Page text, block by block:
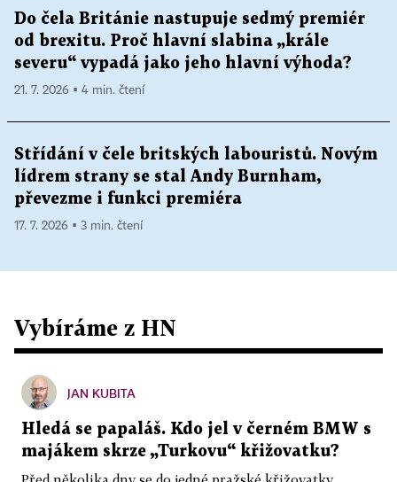
Do čela Británie nastupuje sedmý premiér
od brexitu. Proč hlavní slabina „krále
severu“ vypadá jako jeho hlavní výhoda?
21. 7. 2026 ▪ 4 min. čtení
Střídání v čele britských labouristů. Novým
lídrem strany se stal Andy Burnham,
převezme i funkci premiéra
17. 7. 2026 ▪ 3 min. čtení
Vybíráme z HN
JAN KUBITA
Hledá se papaláš. Kdo jel v černém BMW s
majákem skrze „Turkovu“ křižovatku?